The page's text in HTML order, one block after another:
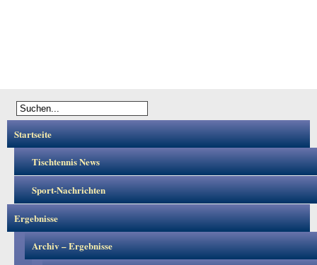
Startseite
Tischtennis News
Sport-Nachrichten
Ergebnisse
Archiv – Ergebnisse